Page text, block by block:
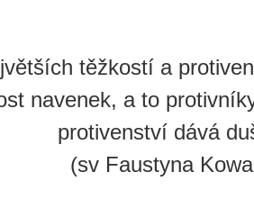
těžkostí a
navenek, a to
protivenství dává
(sv Faustyna